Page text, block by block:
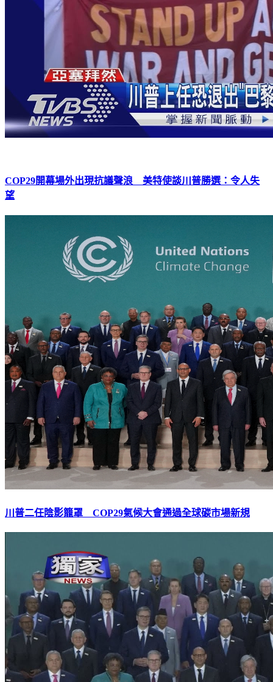
COP29開幕場外出現抗議聲浪 美特使談川普勝選：令人失
望
川普二任陰影籠罩 COP29氣候大會通過全球碳市場新規